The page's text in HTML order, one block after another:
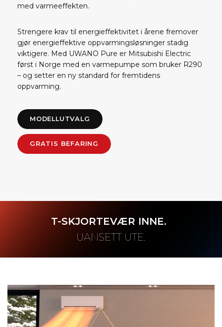
med varmeeffekten.
Strengere krav til energieffektivitet i årene fremover
gjør energieffektive oppvarmingsløsninger stadig
viktigere. Med UWANO Pure er Mitsubishi Electric
først i Norge med en varmepumpe som bruker R290
– og setter en ny standard for fremtidens
oppvarming.
MODELLUTVALG
GRATIS BEFARING
T-SKJORTEVÆR INNE.
UANSETT UTE.